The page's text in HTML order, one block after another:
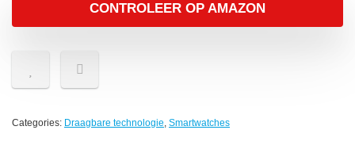
CONTROLEER OP AMAZON
Categories: Draagbare technologie, Smartwatches